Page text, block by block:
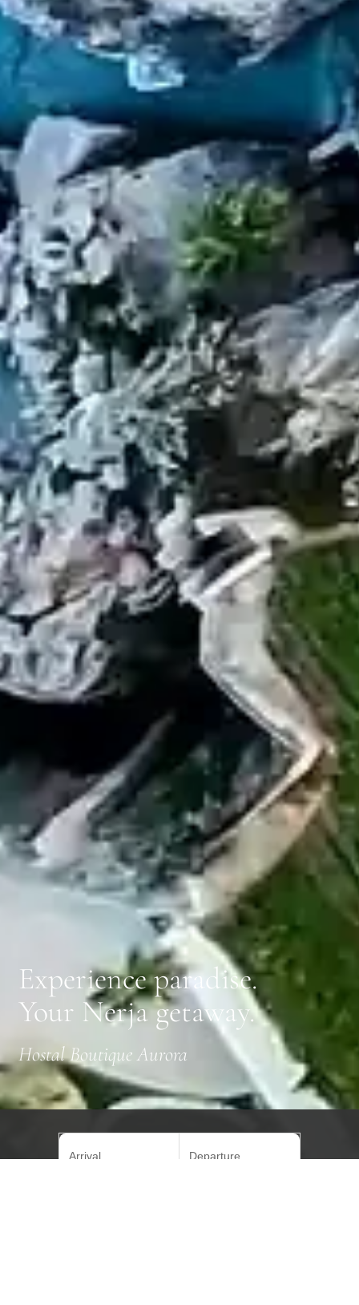
Experience paradise.
Your Nerja getaway.
Hostal Boutique Aurora
Arrival Departure